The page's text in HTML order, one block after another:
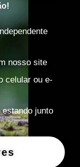
nosso site
celular ou e-
junto